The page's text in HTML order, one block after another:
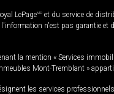
LePageMD et du service de
n'est pas garantie
la mention « Services
Mont-Tremblant »
les services